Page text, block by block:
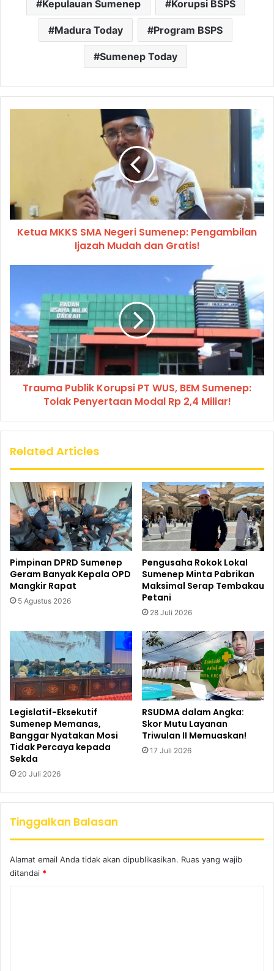
Kepulauan Sumenep Korupsi BSPS
Madura Today Program BSPS
Sumenep Today
Ketua MKKS SMA Negeri Sumenep: Pengambilan
Ijazah Mudah dan Gratis!
Trauma Publik Korupsi PT WUS, BEM Sumenep:
Tolak Penyertaan Modal Rp 2,4 Miliar!
Related Articles
Pimpinan DPRD Sumenep
Geram Banyak Kepala OPD
Mangkir Rapat
5 Agustus 2026
Pengusaha Rokok Lokal
Sumenep Minta Pabrikan
Maksimal Serap Tembakau
Petani
28 Juli 2026
Legislatif-Eksekutif
Sumenep Memanas,
Banggar Nyatakan Mosi
Tidak Percaya kepada
Sekda
20 Juli 2026
RSUDMA dalam Angka:
Skor Mutu Layanan
Triwulan II Memuaskan!
17 Juli 2026
Tinggalkan Balasan
Alamat email Anda tidak akan dipublikasikan. Ruas yang wajib
ditandai *